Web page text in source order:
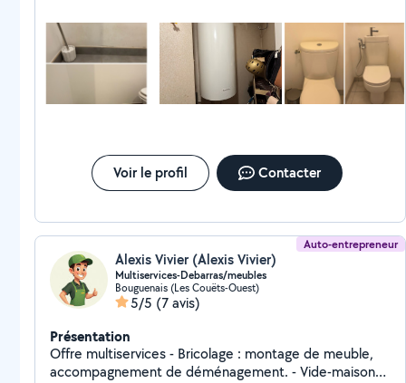
Voir le profil Contacter
Auto-entrepreneur
Alexis Vivier (Alexis Vivier)
Multiservices-Debarras/meubles
Bouguenais (Les Couëts-Ouest)
5/5 (7 avis)
Présentation
Offre multiservices - Bricolage : montage de meuble,
accompagnement de déménagement. - Vide-maison